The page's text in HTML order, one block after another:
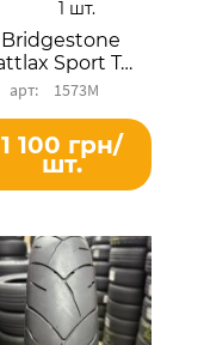
Bridgestone
Battlax Sport Touring T30F
1573М
1 шт.
1 100 грн/
шт.